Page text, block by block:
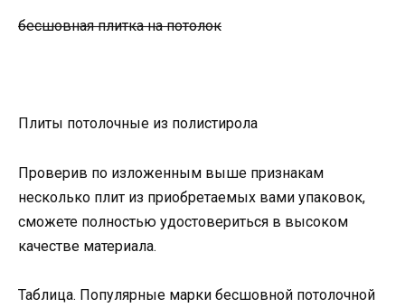
бесшовная плитка на потолок
Плиты потолочные из полистирола
Проверив по изложенным выше признакам
несколько плит из приобретаемых вами упаковок,
сможете полностью удостовериться в высоком
качестве материала.
Таблица. Популярные марки бесшовной потолочной